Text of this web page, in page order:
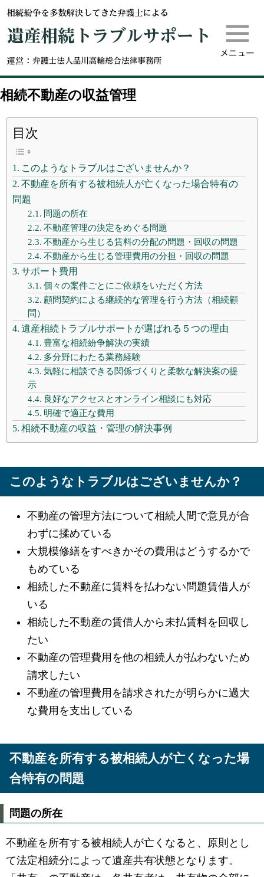
遺産相続
相続不動産の収益管理
目次
このようなトラブルはございませんか？
不動産を所有する被相続人が亡くなった場合特有の
問題
問題の所在
不動産管理の決定をめぐる問題
不動産から生じる賃料の分配の問題・回収の問題
不動産から生じる管理費用の分担・回収の問題
サポート費用
個々の案件ごとにご依頼をいただく方法
顧問契約による継続的な管理を行う方法（相続顧
問）
遺産相続トラブルサポートが選ばれる５つの理由
豊富な相続紛争解決の実績
多分野にわたる業務経験
気軽に相談できる関係づくりと柔軟な解決案の提
示
良好なアクセスとオンライン相談にも対応
明確で適正な費用
相続不動産の収益・管理の解決事例
このようなトラブルはございませんか？
不動産の管理方法について相続人間で意見が合
わずに揉めている
大規模修繕をすべきかその費用はどうするかで
もめている
相続した不動産に賃料を払わない問題賃借人が
いる
相続した不動産の賃借人から未払賃料を回収し
たい
不動産の管理費用を他の相続人が払わないため
請求したい
不動産の管理費用を請求されたが明らかに過大
な費用を支出している
不動産を所有する被相続人が亡くなった場
合特有の問題
問題の所在
不動産を所有する被相続人が亡くなると、原則とし
て法定相続分によって遺産共有状態となります。